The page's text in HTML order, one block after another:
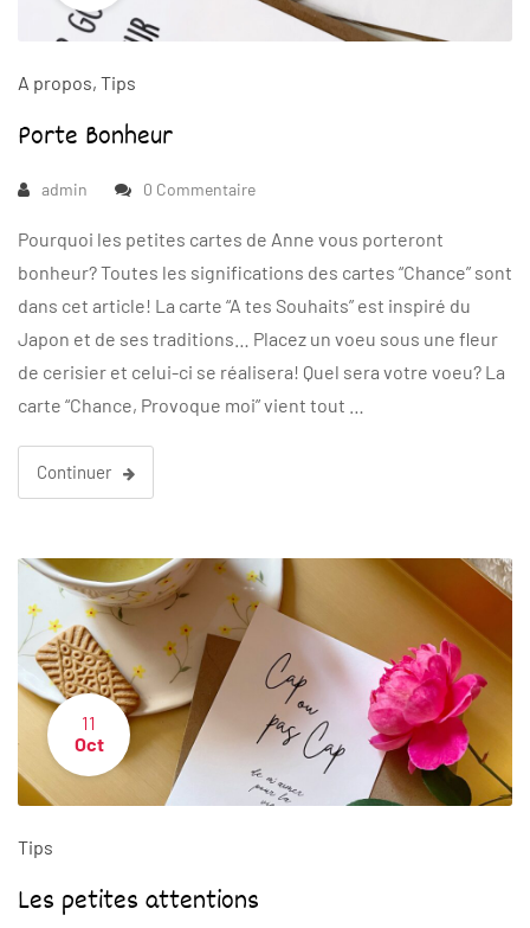
A propos, Tips
Porte Bonheur
admin 0 Commentaire
Pourquoi les petites cartes de Anne vous porteront
bonheur? Toutes les significations des cartes “Chance” sont
dans cet article! La carte “A tes Souhaits” est inspiré du
Japon et de ses traditions… Placez un voeu sous une fleur
de cerisier et celui-ci se réalisera! Quel sera votre voeu? La
carte “Chance, Provoque moi” vient tout …
Continuer
11
Oct
Tips
Les petites attentions